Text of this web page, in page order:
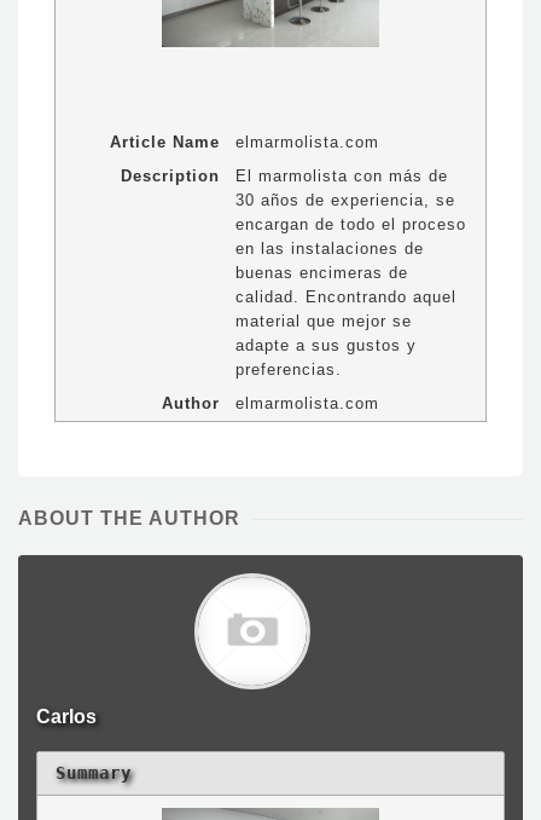
Article Name
elmarmolista.com
Description
El marmolista con más de
30 años de experiencia, se
encargan de todo el proceso
en las instalaciones de
buenas encimeras de
calidad. Encontrando aquel
material que mejor se
adapte a sus gustos y
preferencias.
Author
elmarmolista.com
ABOUT THE AUTHOR
Carlos
Summary